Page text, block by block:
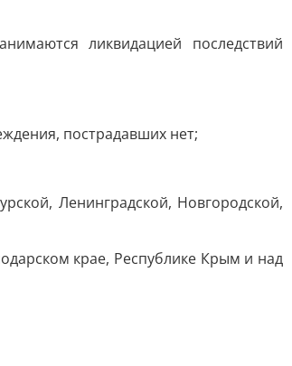
ликвидацией последствий
пострадавших нет;
Ленинградской, Новгородской,
крае, Республике Крым и над